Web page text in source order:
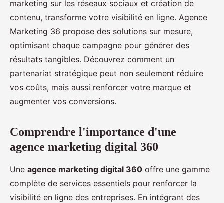
marketing sur les réseaux sociaux et création de
contenu, transforme votre visibilité en ligne. Agence
Marketing 36 propose des solutions sur mesure,
optimisant chaque campagne pour générer des
résultats tangibles. Découvrez comment un
partenariat stratégique peut non seulement réduire
vos coûts, mais aussi renforcer votre marque et
augmenter vos conversions.
Comprendre l'importance d'une
agence marketing digital 360
Une agence marketing digital 360 offre une gamme
complète de services essentiels pour renforcer la
visibilité en ligne des entreprises. En intégrant des